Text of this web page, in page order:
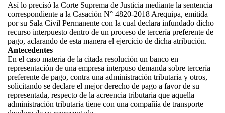
Así lo precisó la Corte Suprema de Justicia mediante la sentencia
correspondiente a la Casación N° 4820-2018 Arequipa, emitida
por su Sala Civil Permanente con la cual declara infundado dicho
recurso interpuesto dentro de un proceso de tercería preferente de
pago, aclarando de esta manera el ejercicio de dicha atribución.
Antecedentes
En el caso materia de la citada resolución un banco en
representación de una empresa interpuso demanda sobre tercería
preferente de pago, contra una administración tributaria y otros,
solicitando se declare el mejor derecho de pago a favor de su
representada, respecto de la acreencia tributaria que aquella
administración tributaria tiene con una compañía de transporte